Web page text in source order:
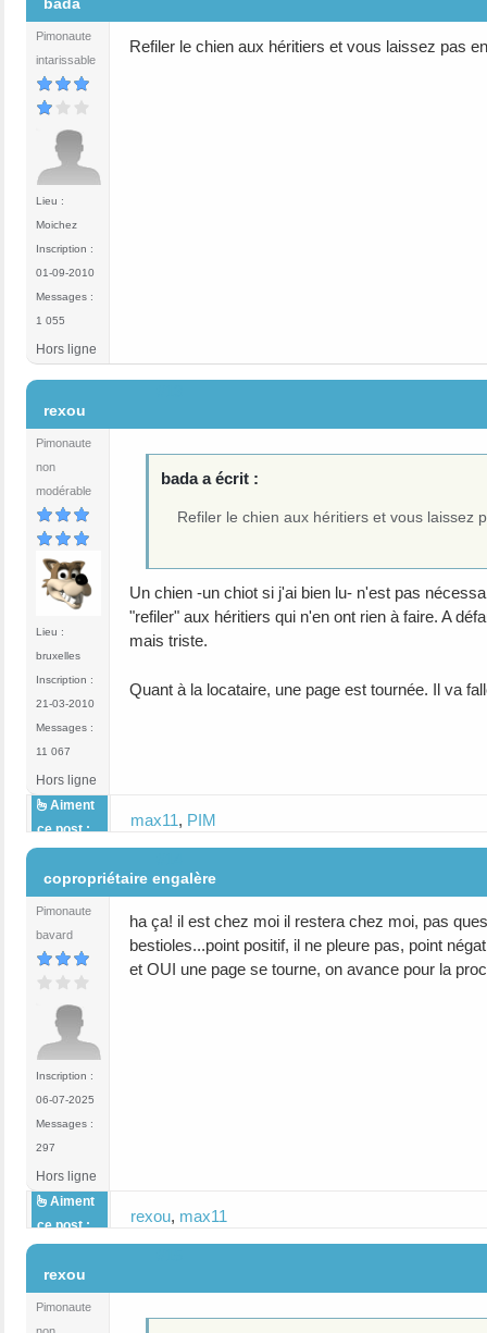
Pimonaute
intarissable
Lieu :
Moichez
Inscription :
01-09-2010
Messages :
1 055
Refiler le chien aux héritiers et vous laissez pas
Hors ligne
rexou
Pimonaute
non
modérable
Lieu :
bruxelles
Inscription :
21-03-2010
Messages :
11 067
bada a écrit :
Refiler le chien aux héritiers et vous laissez
Un chien -un chiot si j'ai bien lu- n'est pas
"refiler" aux héritiers qui n'en ont rien à faire. A
mais triste.
Quant à la locataire, une page est tournée. Il va
Hors ligne
Aiment
ce post :
max11, PIM
copropriétaire engalère
Pimonaute
bavard
Inscription :
06-07-2025
Messages :
297
ha ça! il est chez moi il restera chez moi, pas
bestioles...point positif, il ne pleure pas, point
et OUI une page se tourne, on avance pour la
Hors ligne
Aiment
ce post :
rexou, max11
rexou
Pimonaute